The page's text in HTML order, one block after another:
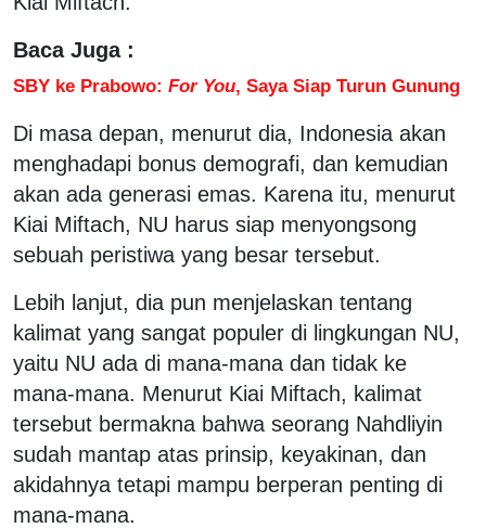
Baca Juga :
SBY ke Prabowo: For You, Saya Siap Turun Gunung
Di masa depan, menurut dia, Indonesia akan
menghadapi bonus demografi, dan kemudian
akan ada generasi emas. Karena itu, menurut
Kiai Miftach, NU harus siap menyongsong
sebuah peristiwa yang besar tersebut.
Lebih lanjut, dia pun menjelaskan tentang
kalimat yang sangat populer di lingkungan NU,
yaitu NU ada di mana-mana dan tidak ke
mana-mana. Menurut Kiai Miftach, kalimat
tersebut bermakna bahwa seorang Nahdliyin
sudah mantap atas prinsip, keyakinan, dan
akidahnya tetapi mampu berperan penting di
mana-mana.